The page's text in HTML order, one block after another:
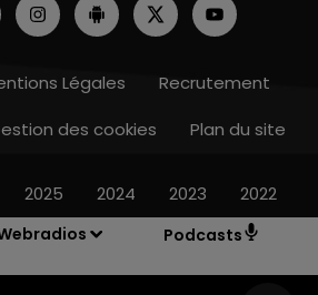
Podcasts
Légales
Recrutement
des cookies Plan du site
2025 2024 2023 2022